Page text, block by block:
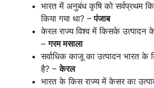
भारत में अनुबंध कृषि को सर्वप्रथम
किया गया था? –पंजाब
केरल राज्य विश्व में किसके उत्पादन
–गरम मसाला
सर्वाधिक काजू का उत्पादन भारत के
है? –केरल
भारत के किस राज्य में केसर का